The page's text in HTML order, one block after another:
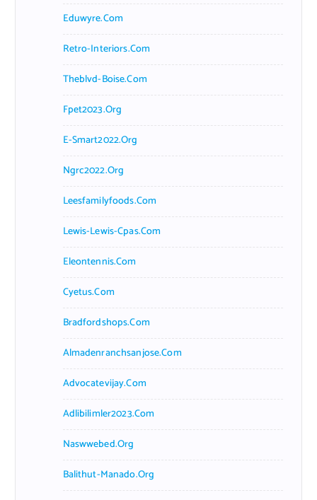
Eduwyre.com
Retro-Interiors.com
Theblvd-Boise.com
Fpet2023.org
E-Smart2022.org
Ngrc2022.org
Leesfamilyfoods.com
Lewis-Lewis-Cpas.com
Eleontennis.com
Cyetus.com
Bradfordshops.com
Almadenranchsanjose.com
Advocatevijay.com
Adlibilimler2023.com
Naswwebed.org
Balithut-Manado.org